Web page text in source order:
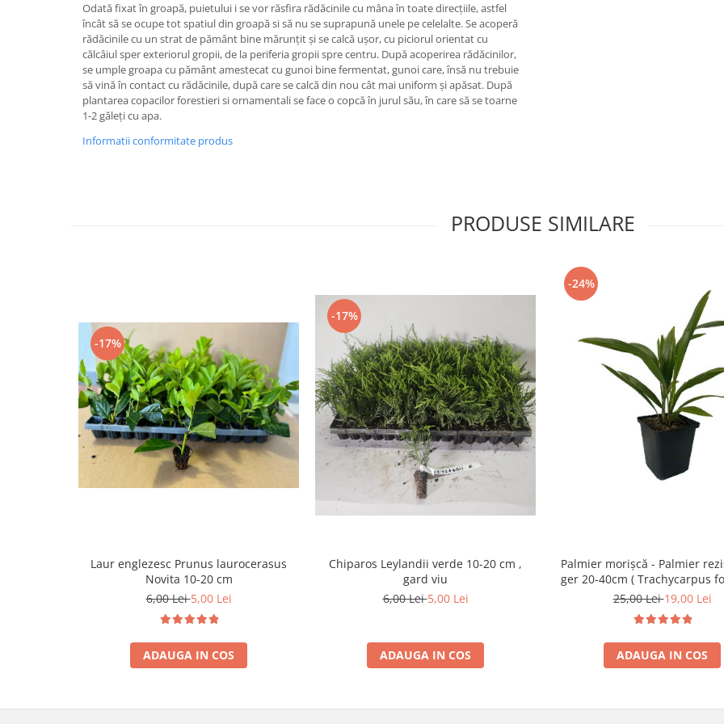
Odată fixat în groapă, puietului i se vor răsfira rădăcinile cu mâna în toate direcțiile, astfel
încât să se ocupe tot spatiul din groapă si să nu se suprapună unele pe celelalte. Se acoperă
rădăcinile cu un strat de pământ bine mărunțit și se calcă ușor, cu piciorul orientat cu
călcâiul sper exteriorul gropii, de la periferia gropii spre centru. După acoperirea rădăcinilor,
se umple groapa cu pământ amestecat cu gunoi bine fermentat, gunoi care, însă nu trebuie
să vină în contact cu rădăcinile, după care se calcă din nou cât mai uniform și apăsat. După
plantarea copacilor forestieri si ornamentali se face o copcă în jurul său, în care să se toarne
1-2 găleți cu apa.
Informatii conformitate produs
PRODUSE SIMILARE
-17%
Laur englezesc Prunus laurocerasus
Novita 10-20 cm
6,00 Lei5,00 Lei
ADAUGA IN COS
-17%
Chiparos Leylandii verde 10-20 cm ,
gard viu
6,00 Lei5,00 Lei
ADAUGA IN COS
-24%
Palmier morișcă - Palmier
ger 20-40cm ( Trachycarpus
25,00 Lei19,00 Lei
ADAUGA IN COS